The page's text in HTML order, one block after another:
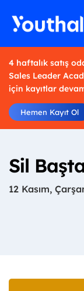
4 haftalık satış
Sales Leader
için kayıtlar
Hemen Kayıt Ol
Sil
12 Kasım,